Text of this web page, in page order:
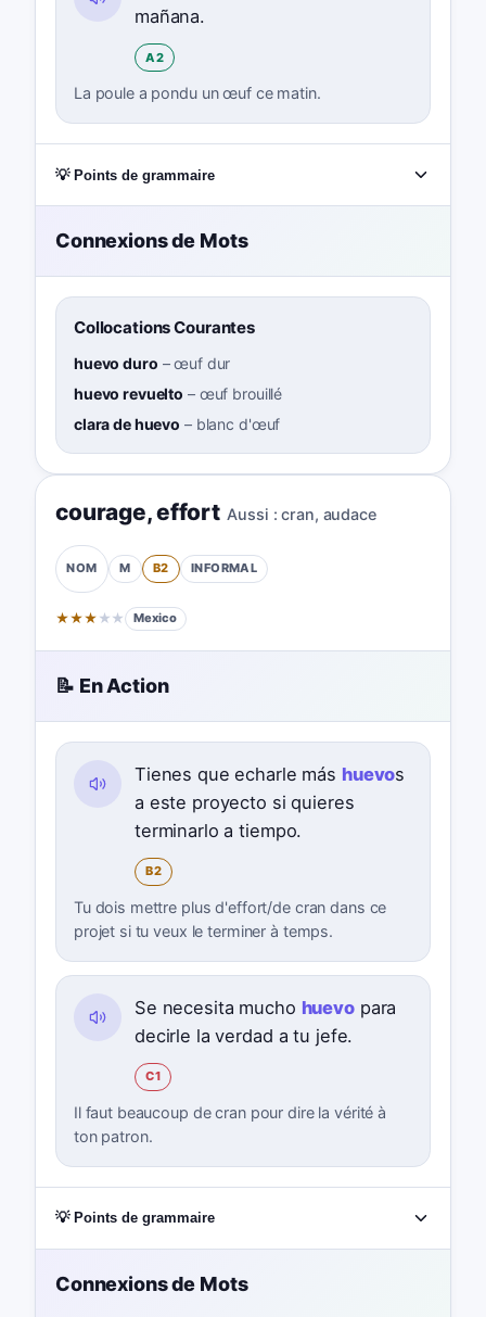
mañana.
A2
La poule a pondu un œuf ce matin.
💡 Points de grammaire
Connexions de Mots
Collocations Courantes
huevo duro –œuf dur
huevo revuelto – œuf brouillé
clara de huevo – blanc d'œuf
courage,effort Aussi : cran, audace
NOM M B2 INFORMAL
★★★ ★ ★ Mexico
📝 En Action
Tienes que echarle más huevos
a este proyecto si quieres
terminarlo a tiempo.
B2
Tu dois mettre plus d'effort/de cran dans ce
projet si tu veux le terminer à temps.
Se necesita mucho huevopara
decirle la verdad a tu jefe.
C1
Il faut beaucoup de cran pour dire la vérité à
ton patron.
💡 Points de grammaire
Connexions de Mots